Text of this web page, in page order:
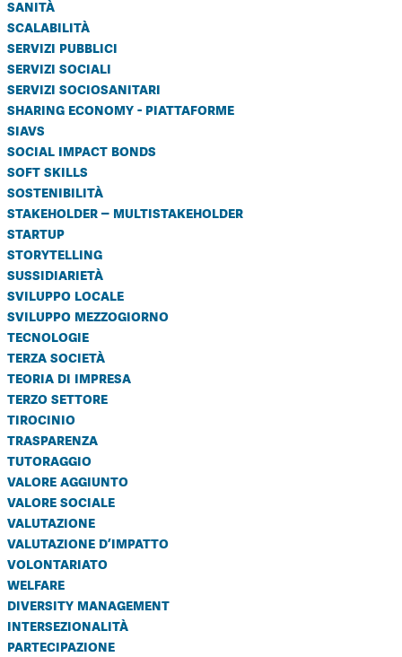
sanità
scalabilità
servizi pubblici
servizi sociali
servizi sociosanitari
sharing economy - piattaforme
siavs
social impact bonds
soft skills
sostenibilità
stakeholder – multistakeholder
startup
storytelling
sussidiarietà
sviluppo locale
sviluppo mezzogiorno
tecnologie
terza società
teoria di impresa
terzo settore
tirocinio
trasparenza
tutoraggio
valore aggiunto
valore sociale
valutazione
valutazione d’impatto
volontariato
welfare
diversity management
intersezionalità
partecipazione